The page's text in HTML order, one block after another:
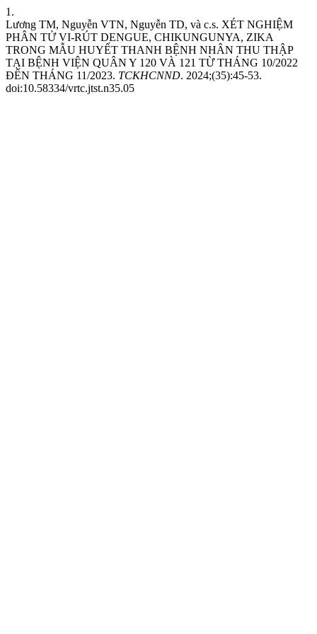
1.
Lương TM, Nguyễn VTN, Nguyễn TD, và c.s. XÉT NGHIỆM
PHÂN TỬ VI-RÚT DENGUE, CHIKUNGUNYA, ZIKA
TRONG MẪU HUYẾT THANH BỆNH NHÂN THU THẬP
TẠI BỆNH VIỆN QUÂN Y 120 VÀ 121 TỪ THÁNG 10/2022
ĐẾN THÁNG 11/2023. TCKHCNND. 2024;(35):45-53.
doi:10.58334/vrtc.jtst.n35.05